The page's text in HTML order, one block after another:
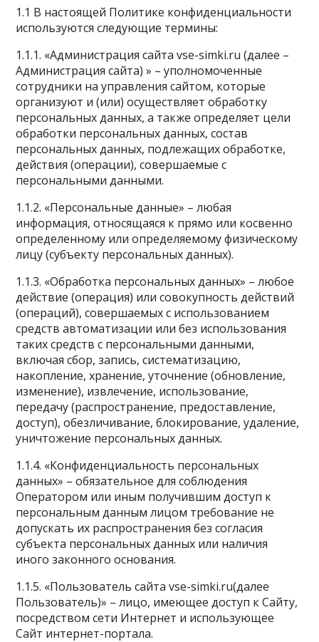
1.1 В настоящей Политике конфиденциальности
используются следующие термины:
1.1.1. «Администрация сайта vse-simki.ru (далее –
Администрация сайта) » – уполномоченные
сотрудники на управления сайтом, которые
организуют и (или) осуществляет обработку
персональных данных, а также определяет цели
обработки персональных данных, состав
персональных данных, подлежащих обработке,
действия (операции), совершаемые с
персональными данными.
1.1.2. «Персональные данные» – любая
информация, относящаяся к прямо или косвенно
определенному или определяемому физическому
лицу (субъекту персональных данных).
1.1.3. «Обработка персональных данных» – любое
действие (операция) или совокупность действий
(операций), совершаемых с использованием
средств автоматизации или без использования
таких средств с персональными данными,
включая сбор, запись, систематизацию,
накопление, хранение, уточнение (обновление,
изменение), извлечение, использование,
передачу (распространение, предоставление,
доступ), обезличивание, блокирование, удаление,
уничтожение персональных данных.
1.1.4. «Конфиденциальность персональных
данных» – обязательное для соблюдения
Оператором или иным получившим доступ к
персональным данным лицом требование не
допускать их распространения без согласия
субъекта персональных данных или наличия
иного законного основания.
1.1.5. «Пользователь сайта vse-simki.ru(далее
Пользователь)» – лицо, имеющее доступ к Сайту,
посредством сети Интернет и использующее
Сайт интернет-портала.